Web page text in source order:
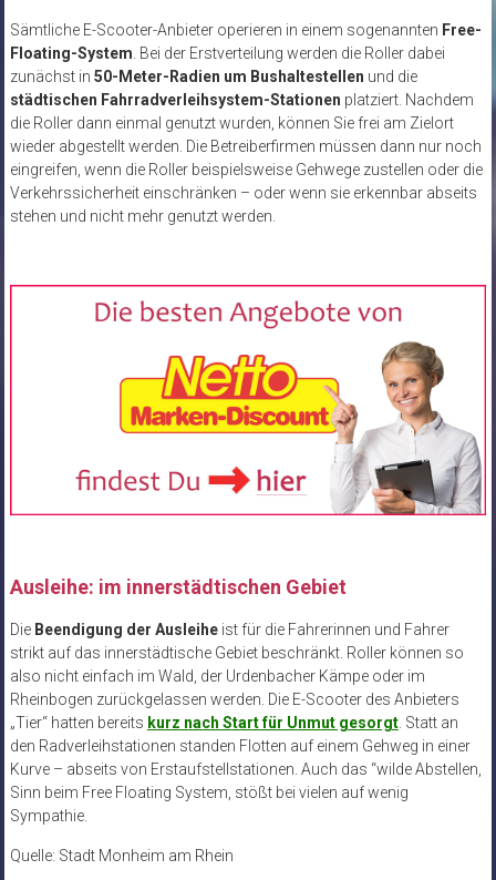
Sämtliche E-Scooter-Anbieter operieren in einem sogenannten Free-
Floating-System . Bei der Erstverteilung werden die Roller dabei
zunächst in 50-Meter-Radien um Bushaltestellen und die
städtischen Fahrradverleihsystem-Stationen platziert. Nachdem
die Roller dann einmal genutzt wurden, können Sie frei am Zielort
wieder abgestellt werden. Die Betreiberfirmen müssen dann nur noch
eingreifen, wenn die Roller beispielsweise Gehwege zustellen oder die
Verkehrssicherheit einschränken – oder wenn sie erkennbar abseits
stehen und nicht mehr genutzt werden.
Ausleihe: im innerstädtischen Gebiet
Die Beendigung der Ausleiheist für die Fahrerinnen und Fahrer
strikt auf das innerstädtische Gebiet beschränkt. Roller können so
also nicht einfach im Wald, der Urdenbacher Kämpe oder im
Rheinbogen zurückgelassen werden. Die E-Scooter des Anbieters
„Tier“ hatten bereits kurz nach Start für Unmut gesorgt. Statt an
den Radverleihstationen standen Flotten auf einem Gehweg in einer
Kurve – abseits von Erstaufstellstationen. Auch das “wilde Abstellen,
Sinn beim Free Floating System, stößt bei vielen auf wenig
Sympathie.
Quelle: Stadt Monheim am Rhein